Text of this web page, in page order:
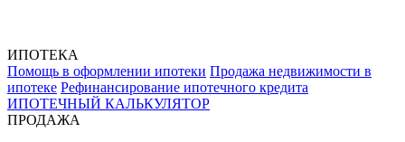
ИПОТЕКА
Помощь в оформлении ипотеки Продажа недвижимости в
ипотеке Рефинансирование ипотечного кредита
ИПОТЕЧНЫЙ КАЛЬКУЛЯТОР
ПРОДАЖА